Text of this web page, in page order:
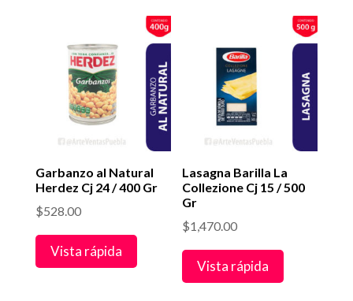
hasta
$528.00
hasta
$650.00
Garbanzo al Natural
Herdez Cj 24 / 400 Gr
$528.00
Vista rápida
Lasagna Barilla La
Collezione Cj 15 / 500
Gr
$1,470.00
Vista rápida